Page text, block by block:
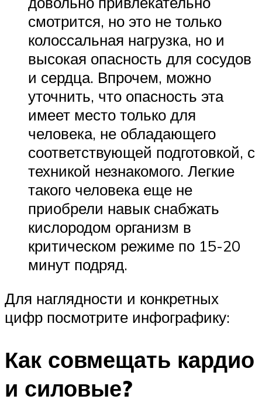
смотрится, но это не только
колоссальная нагрузка, но и
высокая опасность для сосудов
и сердца. Впрочем, можно
уточнить, что опасность эта
имеет место только для
человека, не обладающего
соответствующей подготовкой, с
техникой незнакомого. Легкие
такого человека еще не
приобрели навык снабжать
кислородом организм в
критическом режиме по 15-20
минут подряд.
Для наглядности и конкретных
цифр посмотрите инфографику:
Как совмещать кардио
и силовые?